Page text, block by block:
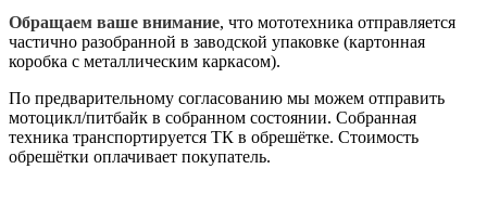
Обращаем ваше внимание, что мототехника отправляется
частично разобранной в заводской упаковке (картонная
коробка с металлическим каркасом).
По предварительному согласованию мы можем отправить
мотоцикл/питбайк в собранном состоянии. Собранная
техника транспортируется ТК в обрешётке. Стоимость
обрешётки оплачивает покупатель.